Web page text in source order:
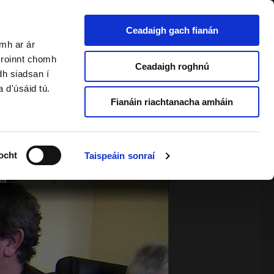
ar ár
chomh
siadsan í
d'úsáid tú.
Taispeáin sonraí
Ceadaigh gach fianán
Ceadaigh roghnú
Fianáin riachtanacha amháin
Foghlaimeoirí Fásta
Deir ionad altranais i nDún na nGall gur mór an spreagadh a thugann ceol agus comhrá i nGaeilge d'intinn na ndaoine scothaosta atá faoina gcúram.